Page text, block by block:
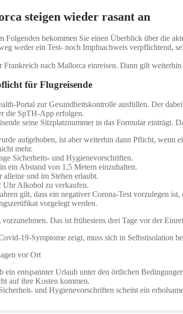
steigen wieder rasant an
Folgenden bekommen Sie einen Überblick über die
weder ein Test- noch Impfnachweis verpflichtend,
nach Mallorca einreisen. Dann gilt
für Flugreisende
Portal zur Gesundheitskontrolle ausfüllen. Der
die SpTH-App erfolgen.
seine Sitzplatznummer in das Formular einträgt.
aufgehoben, ist aber weiterhin dann Pflicht, wenn
mehr.
Sicherheits- und Hygienevorschriften.
ein Abstand von 1,5 Metern einzuhalten.
und im Stehen erlaubt.
Uhr Alkohol zu verkaufen.
gilt, dass ein negativer Corona-Test vorzulegen
vorgelegt werden.
Das ist frühestens drei Tage vor der
19-Symptome zeigt, muss sich in Selbstisolation
vor Ort
entspannter Urlaub unter den örtlichen
auf ihre Kosten kommen.
und Hygienevorschriften scheint ein